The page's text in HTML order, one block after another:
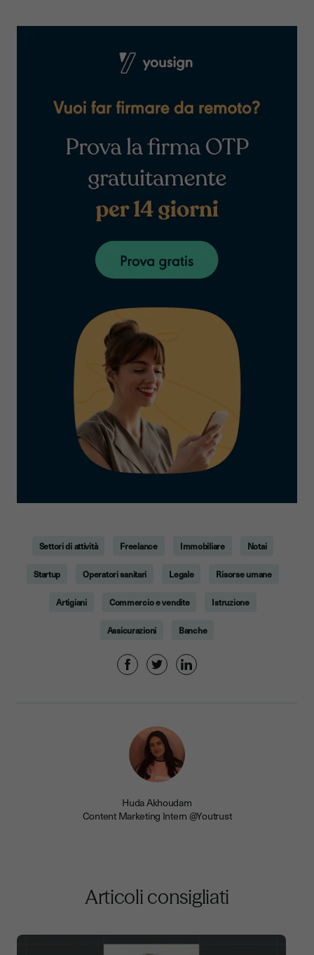
Settori di attività Freelance Immobiliare Notai
Startup Operatori sanitari Legale Risorse umane
Artigiani Commercio e vendite Istruzione
Assicurazioni Banche
Huda Akhoudam
Content Marketing Intern @Youtrust
Articoli consigliati